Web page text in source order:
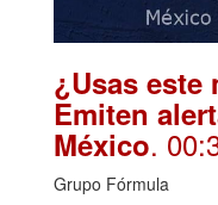
¿Usas este
Emiten
México.
Grupo Fórmula